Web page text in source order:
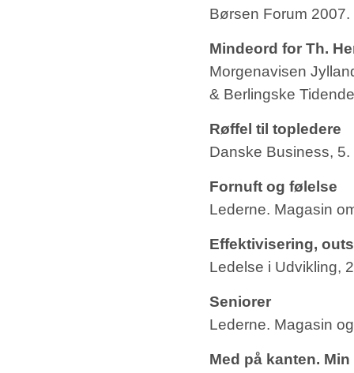
Børsen Forum 2007.
Mindeord for Th.
Morgenavisen
& Berlingske
Røffel til topledere
Danske Business,
Fornuft og følelse
Lederne. Magasin
Effektivisering,
Ledelse i Udvikling,
Seniorer
Lederne. Magasin
Med på kanten.